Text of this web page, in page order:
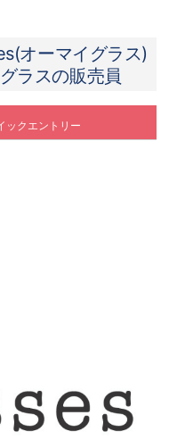
オーマイグラス)
ラスの販売員
ックエントリー